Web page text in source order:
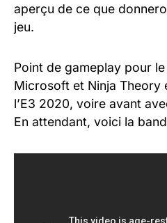
aperçu de ce que
jeu.
Point de gameplay pour
Microsoft et Ninja Theory
l’E3 2020, voire avant
En attendant, voici la